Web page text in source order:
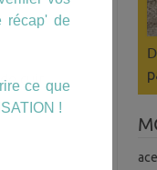
cuir
récap' de
ce que
!